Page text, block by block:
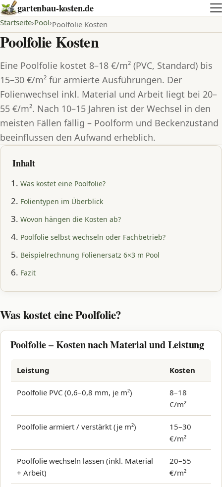
gartenbau-kosten.de
Startseite Pool Poolfolie Kosten
Poolfolie Kosten
Eine Poolfolie kostet 8–18 €/m² (PVC, Standard) bis
15–30 €/m² für armierte Ausführungen. Der
Folienwechsel inkl. Material und Arbeit liegt bei 20–
55 €/m². Nach 10–15 Jahren ist der Wechsel in den
meisten Fällen fällig – Poolform und Beckenzustand
beeinflussen den Aufwand erheblich.
Inhalt
Was kostet eine Poolfolie?
Folientypen im Überblick
Wovon hängen die Kosten ab?
Poolfolie selbst wechseln oder Fachbetrieb?
Beispielrechnung Folienersatz 6×3 m Pool
Fazit
Was kostet eine Poolfolie?
Poolfolie – Kosten nach Material und Leistung
Leistung Kosten
Poolfolie PVC (0,6–0,8 mm, je m²)
8–18
€/m²
Poolfolie armiert / verstärkt (je m²)
15–30
€/m²
Poolfolie wechseln lassen (inkl. Material
+ Arbeit)
20–55
€/m²